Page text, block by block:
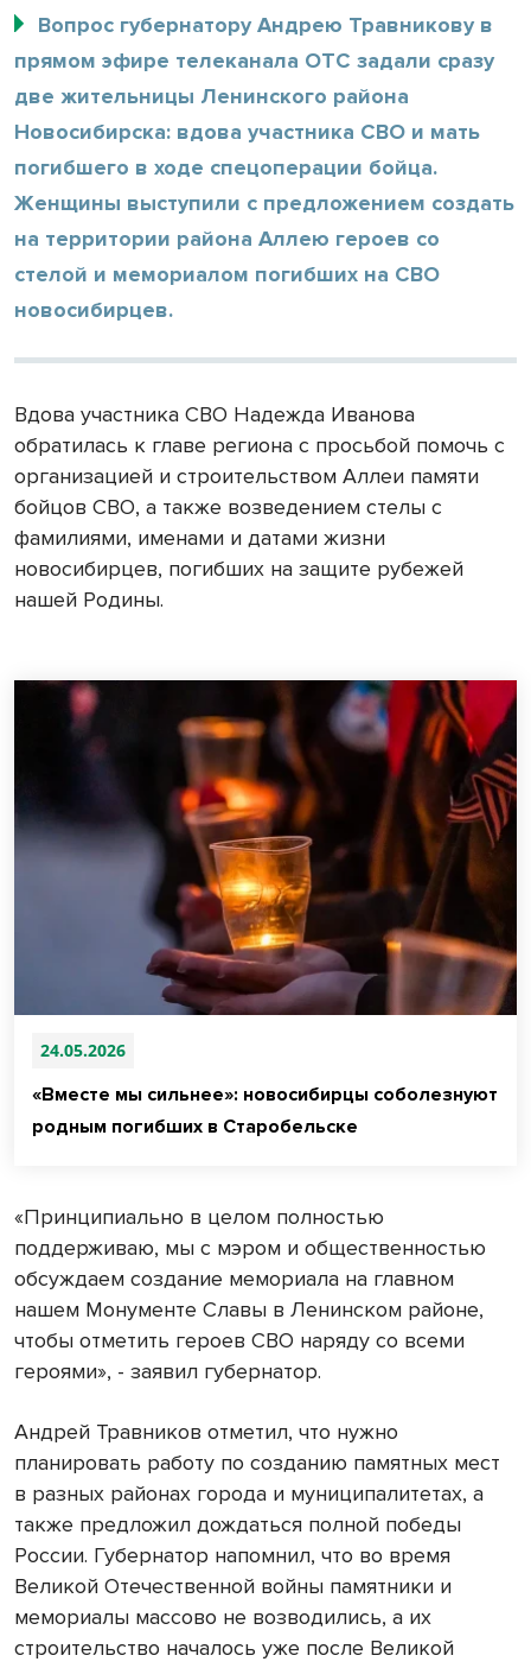
Вопрос губернатору Андрею Травникову в
прямом эфире телеканала ОТС задали сразу
две жительницы Ленинского района
Новосибирска: вдова участника СВО и мать
погибшего в ходе спецоперации бойца.
Женщины выступили с предложением создать
на территории района Аллею героев со
стелой и мемориалом погибших на СВО
новосибирцев.
Вдова участника СВО Надежда Иванова
обратилась к главе региона с просьбой помочь с
организацией и строительством Аллеи памяти
бойцов СВО, а также возведением стелы с
фамилиями, именами и датами жизни
новосибирцев, погибших на защите рубежей
нашей Родины.
24.05.2026
«Вместе мы сильнее»: новосибирцы соболезнуют
родным погибших в Старобельске
«Принципиально в целом полностью
поддерживаю, мы с мэром и общественностью
обсуждаем создание мемориала на главном
нашем Монументе Славы в Ленинском районе,
чтобы отметить героев СВО наряду со всеми
героями», - заявил губернатор.
Андрей Травников отметил, что нужно
планировать работу по созданию памятных мест
в разных районах города и муниципалитетах, а
также предложил дождаться полной победы
России. Губернатор напомнил, что во время
Великой Отечественной войны памятники и
мемориалы массово не возводились, а их
строительство началось уже после Великой